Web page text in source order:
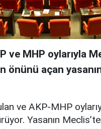
ve MHP oylarıyla
önünü açan
ve AKP-MHP
Yasanın